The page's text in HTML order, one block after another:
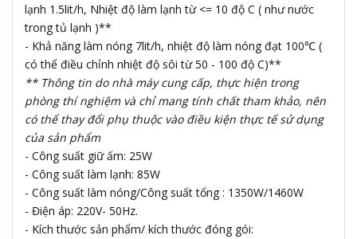
lạnh 1.5lit/h, Nhiệt độ làm lạnh từ <= 10 độ C ( như nước
trong tủ lạnh )**
- Khả năng làm nóng 7lit/h, nhiệt độ làm nóng đạt 100℃ (
có thể điều chỉnh nhiệt độ sôi từ 50 - 100 độ C)**
** Thông tin do nhà máy cung cấp, thực hiện trong
phòng thí nghiệm và chỉ mang tính chất tham khảo, nên
có thể thay đổi phụ thuộc vào điều kiện thực tế sử dụng
của sản phẩm
- Công suất giữ ấm: 25W
- Công suất làm lạnh: 85W
- Công suất làm nóng/Công suất tổng : 1350W/1460W
- Điện áp: 220V- 50Hz.
- Kích thước sản phẩm/ kích thước đóng gói: